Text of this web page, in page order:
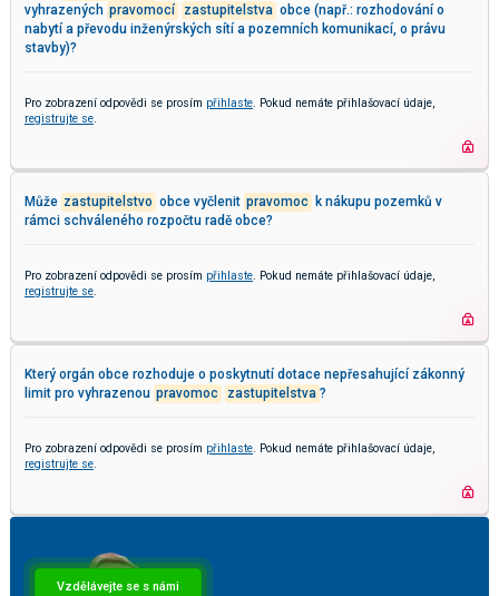
vyhrazených pravomocí zastupitelstva obce (např.: rozhodování o
nabytí a převodu inženýrských sítí a pozemních komunikací, o právu
stavby)?
Pro zobrazení odpovědi se prosím přihlaste. Pokud nemáte přihlašovací údaje,
registrujte se.
Může zastupitelstvo obce vyčlenit pravomoc
k nákupu pozemků v
rámci schváleného rozpočtu radě obce?
Pro zobrazení odpovědi se prosím přihlaste. Pokud nemáte přihlašovací údaje,
registrujte se.
Který orgán obce rozhoduje o poskytnutí dotace nepřesahující zákonný
limit pro vyhrazenou pravomoc zastupitelstva ?
Pro zobrazení odpovědi se prosím přihlaste. Pokud nemáte přihlašovací údaje,
registrujte se.
Vzdělávejte se s námi